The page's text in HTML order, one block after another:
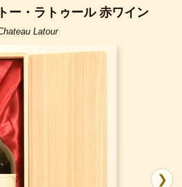
ー・ラトゥール 赤ワイン
Latour
❯